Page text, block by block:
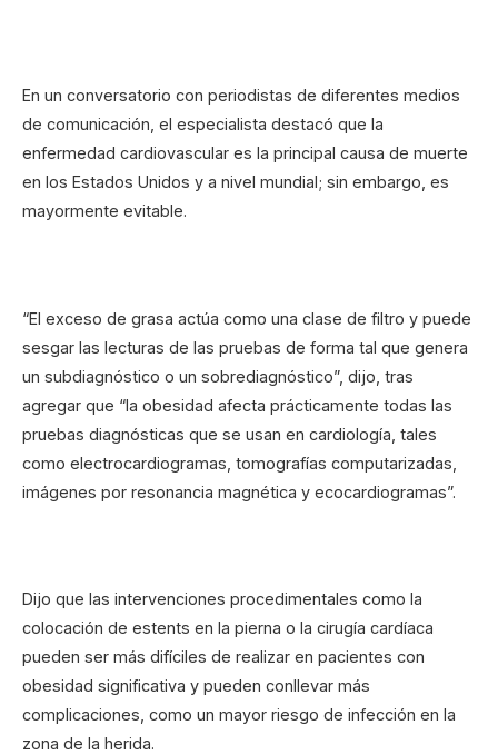
En un conversatorio con periodistas de diferentes medios
de comunicación, el especialista destacó que la
enfermedad cardiovascular es la principal causa de muerte
en los Estados Unidos y a nivel mundial; sin embargo, es
mayormente evitable.
“El exceso de grasa actúa como una clase de filtro y puede
sesgar las lecturas de las pruebas de forma tal que genera
un subdiagnóstico o un sobrediagnóstico”, dijo, tras
agregar que “la obesidad afecta prácticamente todas las
pruebas diagnósticas que se usan en cardiología, tales
como electrocardiogramas, tomografías computarizadas,
imágenes por resonancia magnética y ecocardiogramas”.
Dijo que las intervenciones procedimentales como la
colocación de estents en la pierna o la cirugía cardíaca
pueden ser más difíciles de realizar en pacientes con
obesidad significativa y pueden conllevar más
complicaciones, como un mayor riesgo de infección en la
zona de la herida.